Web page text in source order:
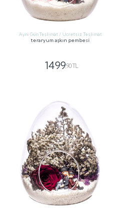
Aynı Gün Teslimat / Ücretsiz Teslimat
teraryum aşkın pembesi
1499,90 TL